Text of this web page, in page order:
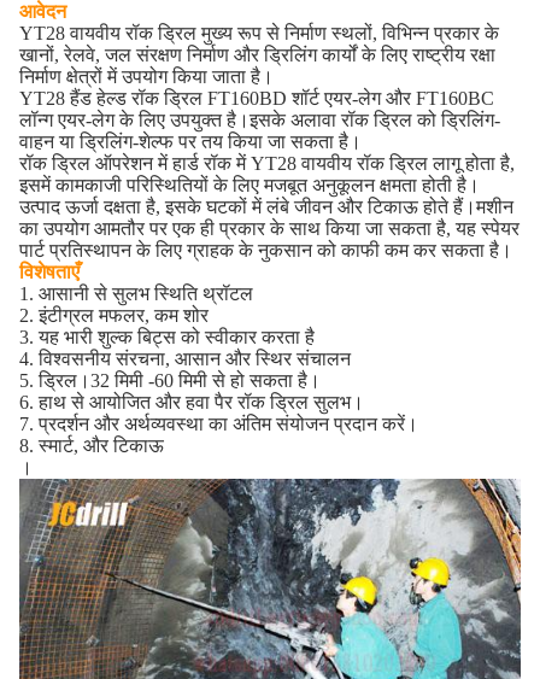
आवेदन
YT28 वायवीय रॉक ड्रिल मुख्य रूप से निर्माण स्थलों, विभिन्न प्रकार के
खानों, रेलवे, जल संरक्षण निर्माण और ड्रिलिंग कार्यों के लिए राष्ट्रीय रक्षा
निर्माण क्षेत्रों में उपयोग किया जाता है।
YT28 हैंड हेल्ड रॉक ड्रिल FT160BD शॉर्ट एयर-लेग और FT160BC
लॉन्ग एयर-लेग के लिए उपयुक्त है।इसके अलावा रॉक ड्रिल को ड्रिलिंग-
वाहन या ड्रिलिंग-शेल्फ पर तय किया जा सकता है।
रॉक ड्रिल ऑपरेशन में हार्ड रॉक में YT28 वायवीय रॉक ड्रिल लागू होता है,
इसमें कामकाजी परिस्थितियों के लिए मजबूत अनुकूलन क्षमता होती है।
उत्पाद ऊर्जा दक्षता है, इसके घटकों में लंबे जीवन और टिकाऊ होते हैं।मशीन
का उपयोग आमतौर पर एक ही प्रकार के साथ किया जा सकता है, यह स्पेयर
पार्ट प्रतिस्थापन के लिए ग्राहक के नुकसान को काफी कम कर सकता है।
विशेषताएँ
1. आसानी से सुलभ स्थिति थ्रॉटल
2. इंटीग्रल मफलर, कम शोर
3. यह भारी शुल्क बिट्स को स्वीकार करता है
4. विश्वसनीय संरचना, आसान और स्थिर संचालन
5. ड्रिल।32 मिमी -60 मिमी से हो सकता है।
6. हाथ से आयोजित और हवा पैर रॉक ड्रिल सुलभ।
7. प्रदर्शन और अर्थव्यवस्था का अंतिम संयोजन प्रदान करें।
8. स्मार्ट, और टिकाऊ
।